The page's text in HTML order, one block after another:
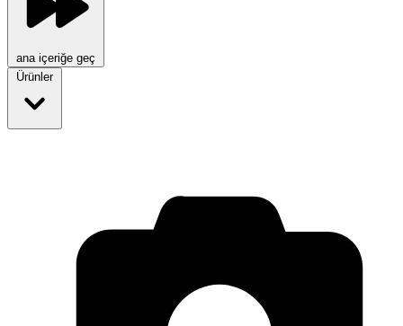
ana içeriğe geç
Ürünler